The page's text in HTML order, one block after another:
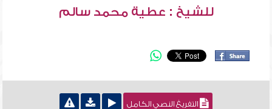
للشيخ : عطية محمد سالم
التفريغ النصي الكامل